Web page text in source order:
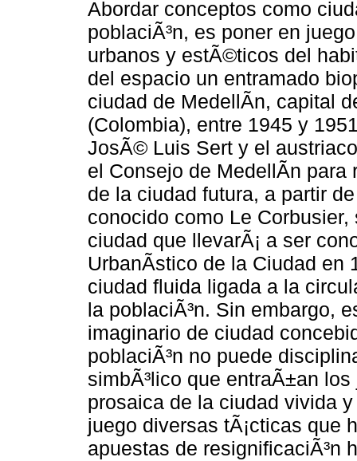
Abordar conceptos como
poblaciÃ³n, es poner en
urbanos y estÃ©ticos del
del espacio un entramado
ciudad de MedellÃ­n, capital
(Colombia), entre 1945 y
JosÃ© Luis Sert y el
el Consejo de MedellÃ­n para
de la ciudad futura, a partir
conocido como Le
ciudad que llevarÃ¡ a ser
UrbanÃ­stico de la Ciudad en
ciudad fluida ligada a la
la poblaciÃ³n. Sin embargo,
imaginario de ciudad
poblaciÃ³n no puede
simbÃ³lico que entraÃ±an
prosaica de la ciudad vivida
juego diversas tÃ¡cticas que
apuestas de resignificaciÃ³n